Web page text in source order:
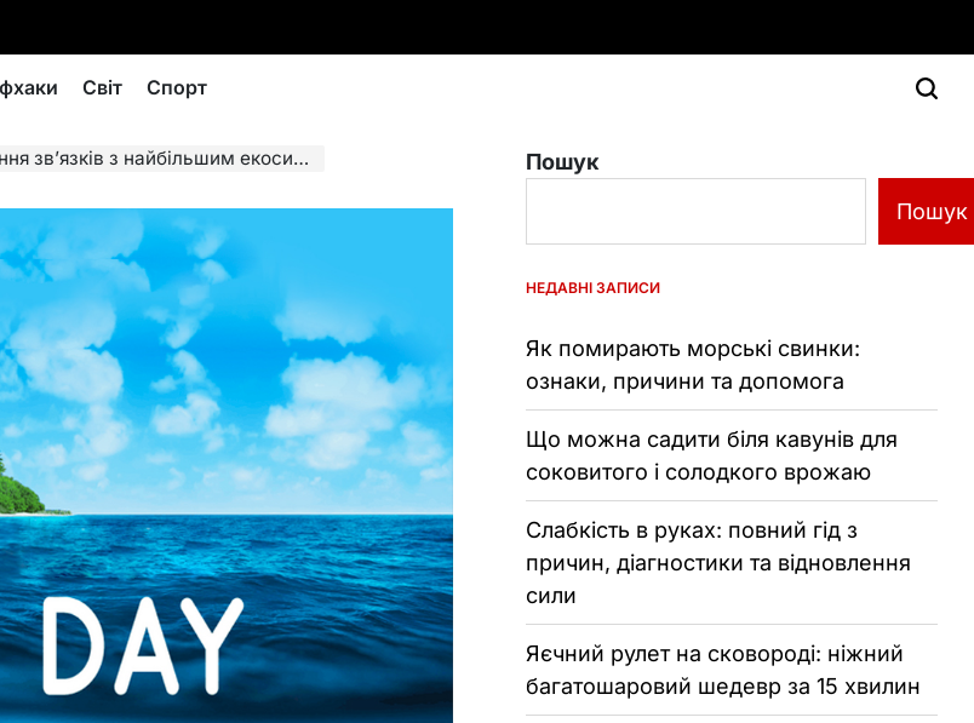
Світ Спорт
найбільшим екосистемним серцем планети
Пошук
Пошук
НЕДАВНІ ЗАПИСИ
Як помирають морські свинки:
ознаки, причини та допомога
Що можна садити біля кавунів для
соковитого і солодкого врожаю
Слабкість в руках: повний гід з
причин, діагностики та відновлення
сили
Яєчний рулет на сковороді: ніжний
багатошаровий шедевр за 15 хвилин